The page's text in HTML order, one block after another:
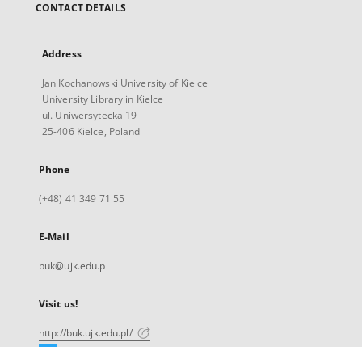
CONTACT DETAILS
Address
Jan Kochanowski University of Kielce
University Library in Kielce
ul. Uniwersytecka 19
25-406 Kielce, Poland
Phone
(+48) 41 349 71 55
E-Mail
buk@ujk.edu.pl
Visit us!
http://buk.ujk.edu.pl/